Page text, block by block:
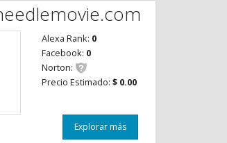
Alexa Rank: 0
Facebook: 0
Norton:
Precio Estimado: $ 0.00
Explorar más